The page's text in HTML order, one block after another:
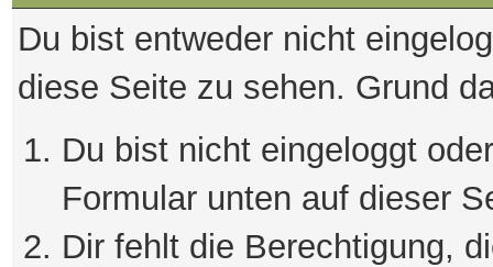
Du bist entweder nicht
diese Seite zu sehen. Grund
Du bist nicht eingeloggt
Formular unten auf dieser
Dir fehlt die Berechtigung,